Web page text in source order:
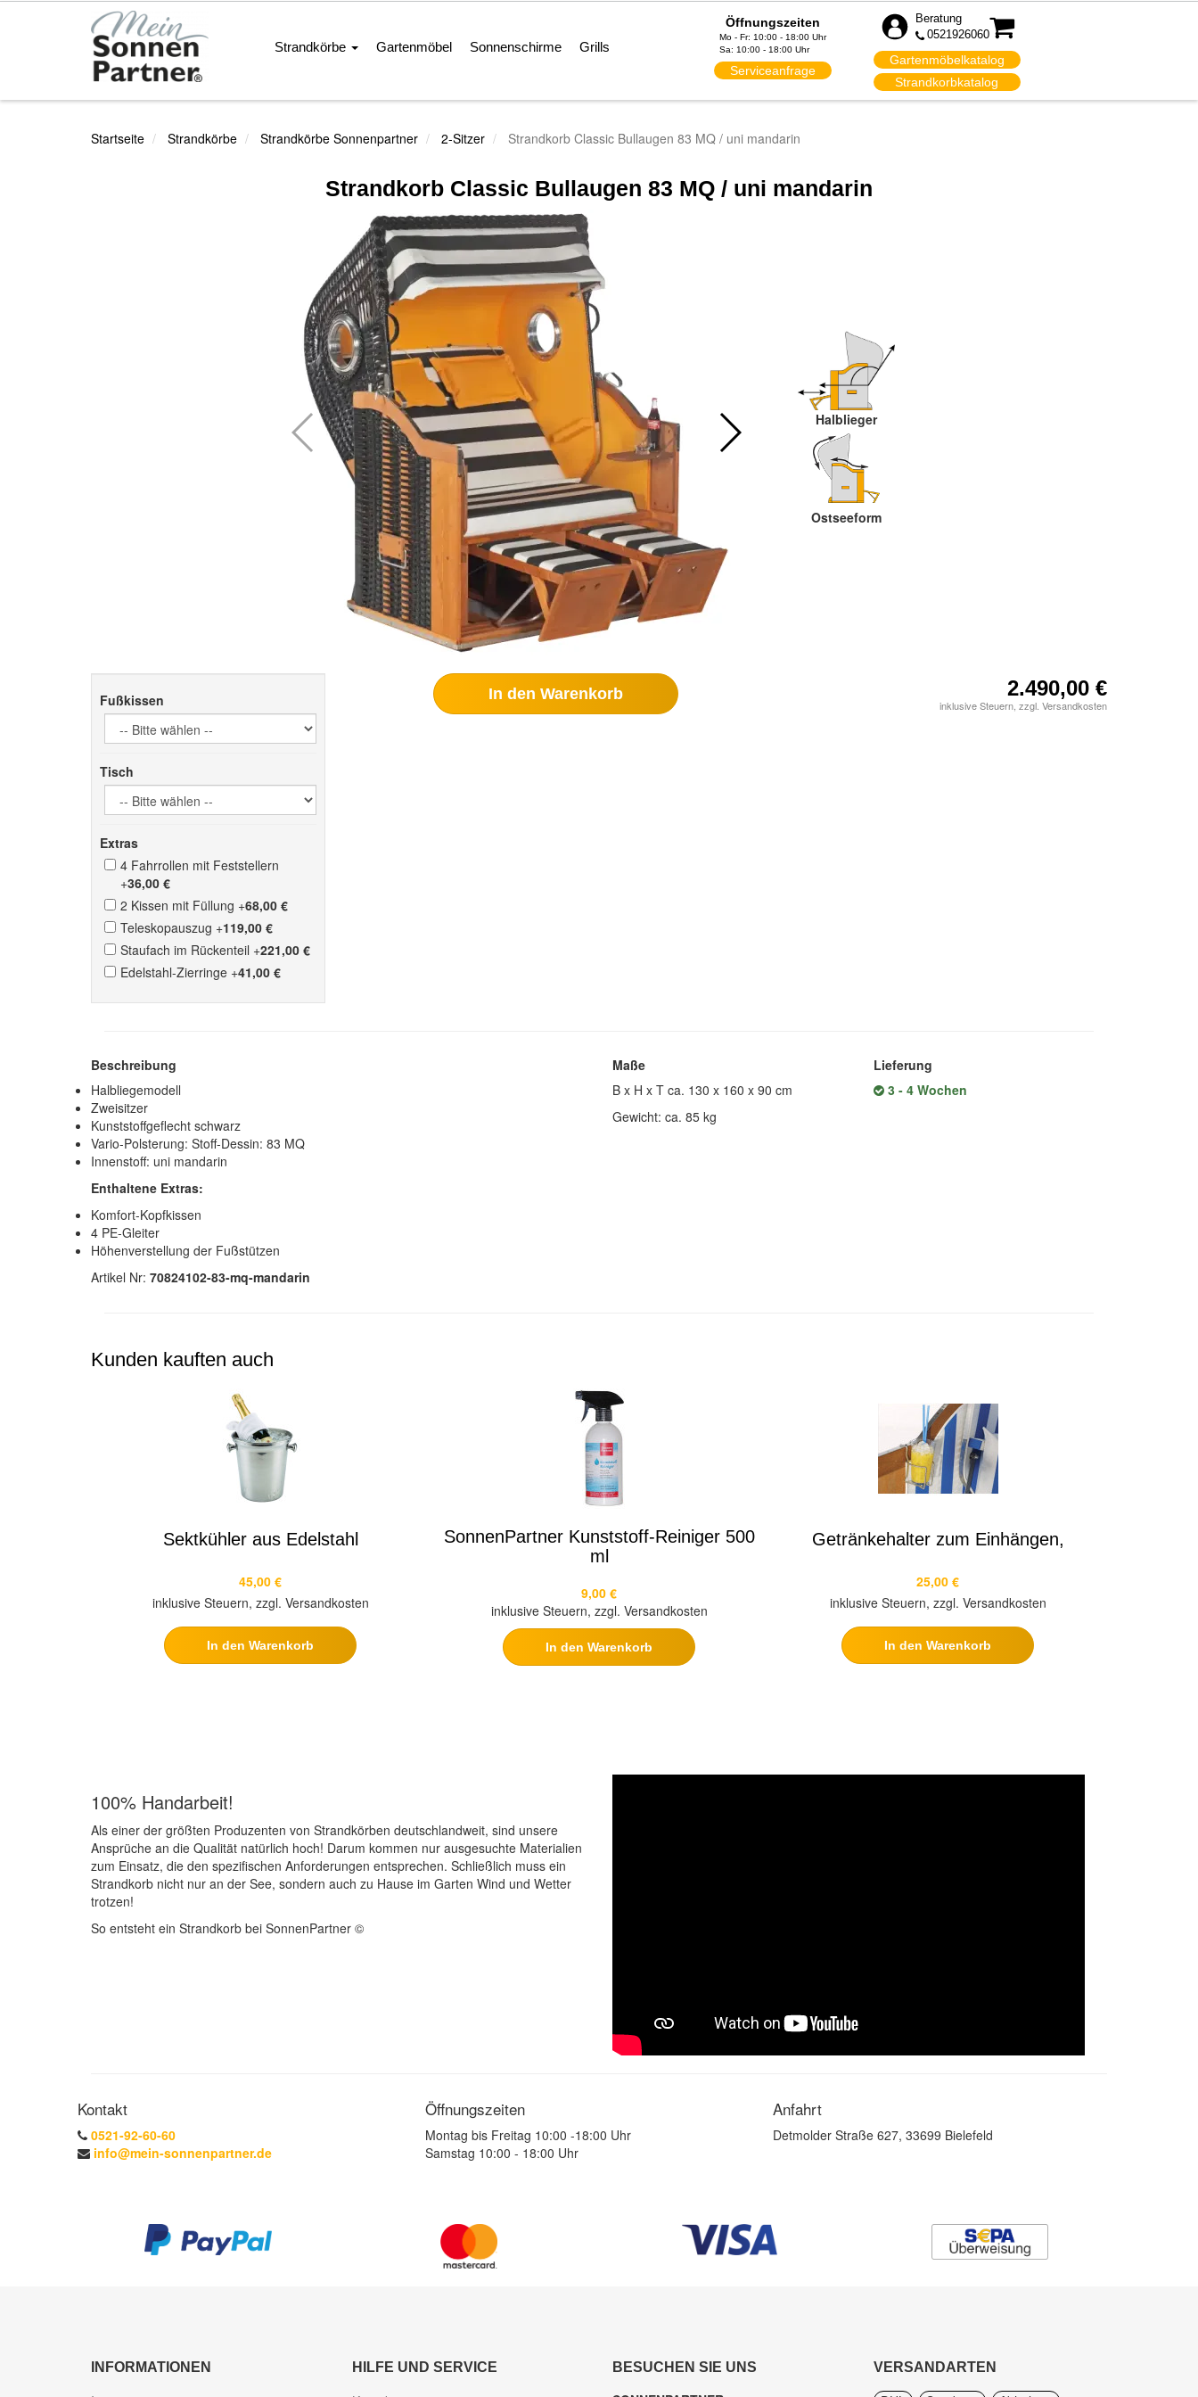
Strandkörbe Gartenmöbel Sonnenschirme Grills
Öffnungszeiten
Mo - Fr: 10:00 - 18:00 Uhr
Sa: 10:00 - 18:00 Uhr
Serviceanfrage
Beratung
0521926060
Gartenmöbelkatalog
Strandkorbkatalog
Startseite Strandkörbe Strandkörbe Sonnenpartner 2-Sitzer Strandkorb Classic Bullaugen 83 MQ / uni mandarin
Strandkorb Classic Bullaugen 83 MQ / uni mandarin
Halblieger
Ostseeform
Fußkissen
Tisch
Extras
4 Fahrrollen mit Feststellern
+36,00 €
2 Kissen mit Füllung +68,00 €
Teleskopauszug +119,00 €
Staufach im Rückenteil +221,00 €
Edelstahl-Zierringe +41,00 €
In den Warenkorb 2.490,00 €
inklusive Steuern, zzgl. Versandkosten
Beschreibung
Halbliegemodell
Zweisitzer
Kunststoffgeflecht schwarz
Vario-Polsterung: Stoff-Dessin: 83 MQ
Innenstoff: uni mandarin
Enthaltene Extras:
Komfort-Kopfkissen
4 PE-Gleiter
Höhenverstellung der Fußstützen
Artikel Nr: 70824102-83-mq-mandarin
Maße
B x H x T ca. 130 x 160 x 90 cm
Gewicht: ca. 85 kg
Lieferung
3 - 4 Wochen
Kunden kauften auch
Sektkühler aus Edelstahl
45,00 €
inklusive Steuern, zzgl. Versandkosten
In den Warenkorb
SonnenPartner Kunststoff-Reiniger 500
ml
9,00 €
inklusive Steuern, zzgl. Versandkosten
In den Warenkorb
Getränkehalter zum Einhängen,
25,00 €
inklusive Steuern, zzgl. Versandkosten
In den Warenkorb
100% Handarbeit!
Als einer der größten Produzenten von Strandkörben deutschlandweit, sind unsere
Ansprüche an die Qualität natürlich hoch! Darum kommen nur ausgesuchte Materialien
zum Einsatz, die den spezifischen Anforderungen entsprechen. Schließlich muss ein
Strandkorb nicht nur an der See, sondern auch zu Hause im Garten Wind und Wetter
trotzen!
So entsteht ein Strandkorb bei SonnenPartner ©
Kontakt
0521-92-60-60
info@mein-sonnenpartner.de
Öffnungszeiten
Montag bis Freitag 10:00 -18:00 Uhr
Samstag 10:00 - 18:00 Uhr
Anfahrt
Detmolder Straße 627, 33699 Bielefeld
INFORMATIONEN HILFE UND SERVICE BESUCHEN SIE UNS VERSANDARTEN